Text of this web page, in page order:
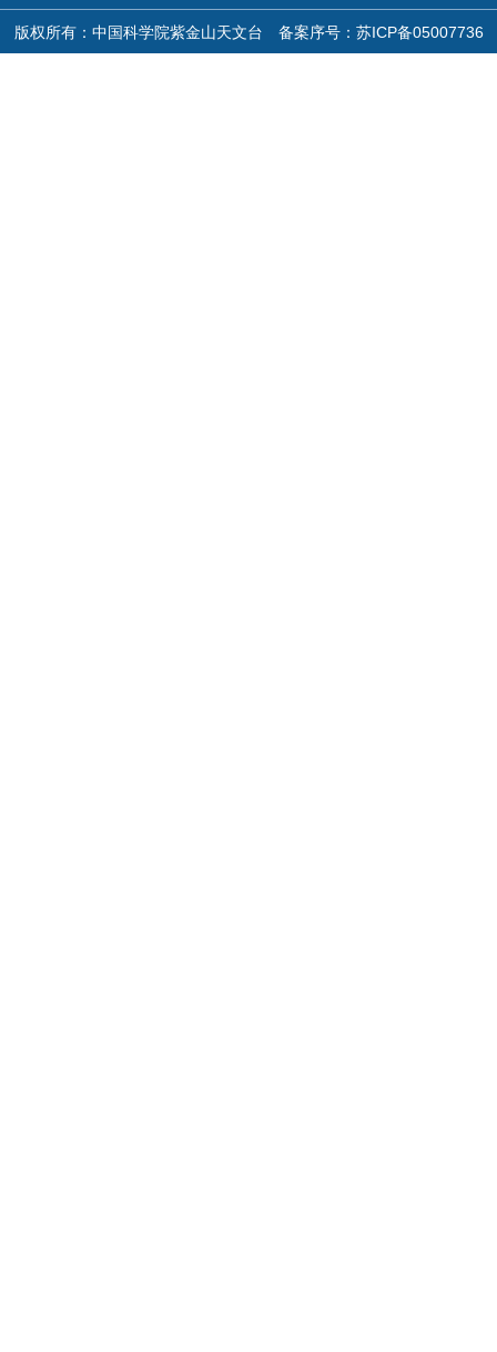
版权所有：中国科学院紫金山天文台 备案序号： 苏ICP备05007736